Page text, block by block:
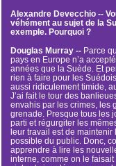
Alexandre Devecchio --
véhément au sujet de la
exemple. Pourquoi ?
Douglas Murray --Parce
pays en Europe n’a
années que la Suède. Et
rien à faire pour les
aussi ridiculement timide,
J’ai fait le tour des
envahis par les crimes, les
grenade. Presque tous les
parti et régurgiter les
leur travail est de
possible du public. Donc,
apprendre à lire les
interne, comme on le